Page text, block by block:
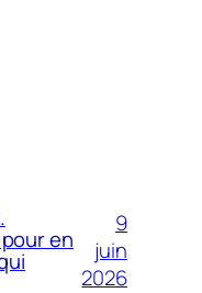
en
9
juin
2026